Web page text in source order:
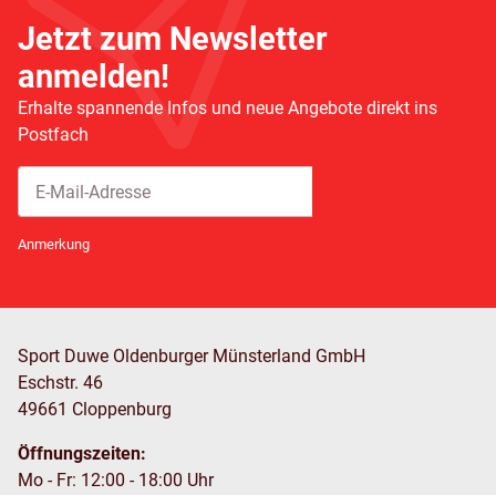
Jetzt zum Newsletter
anmelden!
Erhalte spannende Infos und neue Angebote direkt ins
Postfach
Anmerkung
Sport Duwe Oldenburger Münsterland GmbH
Eschstr. 46
49661 Cloppenburg
Öffnungszeiten:
Mo - Fr: 12:00 - 18:00 Uhr